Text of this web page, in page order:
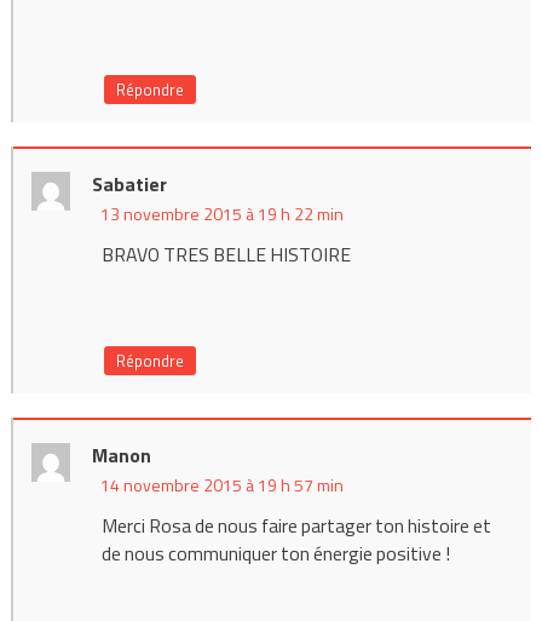
Répondre
Sabatier
13 novembre 2015 à 19 h 22 min
BRAVO TRES BELLE HISTOIRE
Répondre
Manon
14 novembre 2015 à 19 h 57 min
Merci Rosa de nous faire partager ton histoire et
de nous communiquer ton énergie positive !